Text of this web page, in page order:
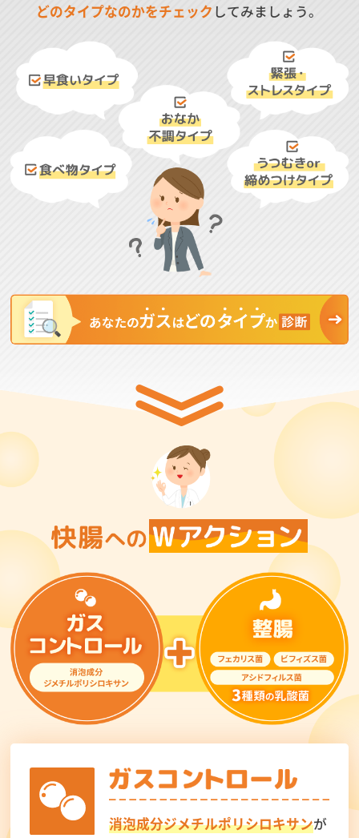
どのタイプなのかをチェック してみましょう。
消泡成分ジメチルポリシロキサンが